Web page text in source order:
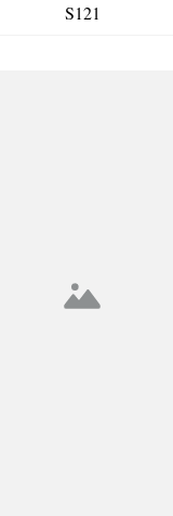
S121